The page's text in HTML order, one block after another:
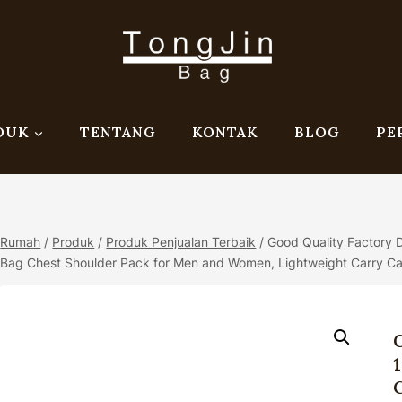
TENTANG KONTAK BLOG
Rumah / Produk / Produk Penjualan Terbaik / Good Quality Factory
Bag Chest Shoulder Pack for Men and Women, Lightweight Carry